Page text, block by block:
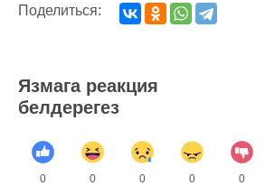
Поделиться:
Язмага реакция
белдерегез
0 0 0 0 0